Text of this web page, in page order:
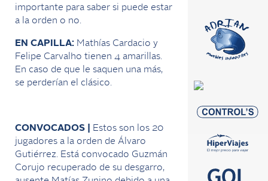
importante para saber si puede estar
a la orden o no.
EN CAPILLA: Mathías Cardacio y
Felipe Carvalho tienen 4 amarillas.
En caso de que le saquen una más,
se perderían el clásico.
CONVOCADOS |
Estos son los 20
jugadores a la orden de Álvaro
Gutiérrez. Está convocado Guzmán
Corujo recuperado de su desgarro,